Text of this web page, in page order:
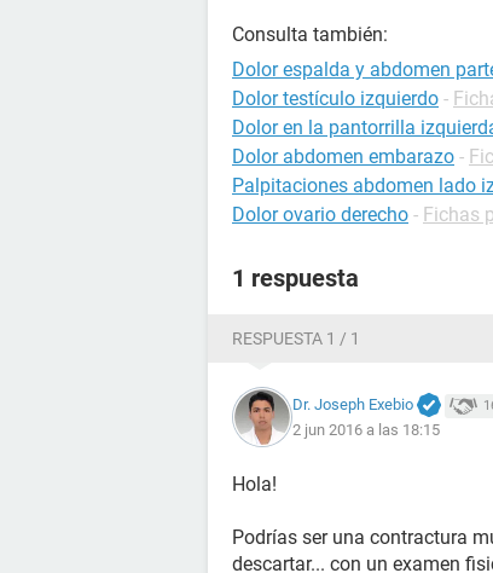
Consulta también:
Dolor espalda y abdomen
Dolor testículo izquierdo -
Dolor en la pantorrilla
Dolor abdomen embarazo -
Palpitaciones abdomen lado
Dolor ovario derecho - Fichas
1 respuesta
RESPUESTA 1 / 1
Dr. Joseph Exebio
2 jun 2016 a las 18:15
Hola!
Podrías ser una contractura
descartar... con un examen